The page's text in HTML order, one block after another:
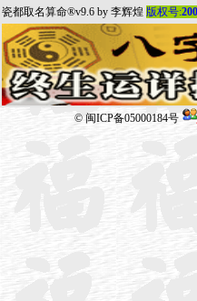
瓷都取名算命®v9.6 by 李辉煌 版权号:
© 闽ICP备05000184号